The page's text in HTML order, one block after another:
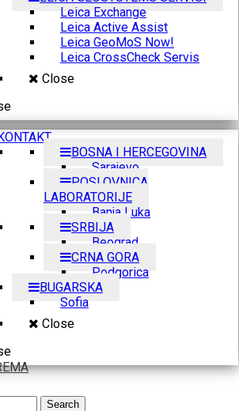
Leica Exchange
Leica Active Assist
Leica GeoMoS Now!
Leica CrossCheck Servis
Close
BOSNA I HERCEGOVINA
Sarajevo
POSLOVNICA
LABORATORIJE
Banja Luka
SRBIJA
Beograd
CRNA GORA
Podgorica
BUGARSKA
Sofia
Close
Search